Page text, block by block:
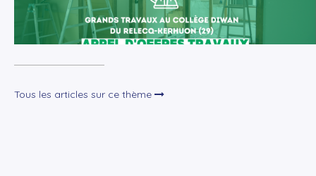
Tous les articles sur ce thème